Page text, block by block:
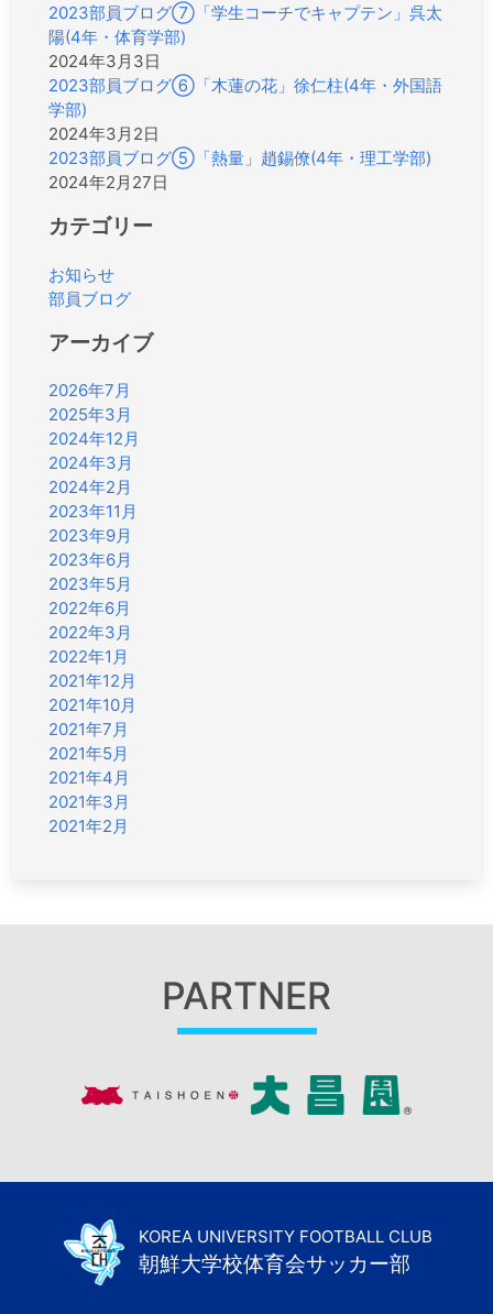
2023部員ブログ⑦「学生コーチでキャプテン」呉太
陽(4年・体育学部)
2024年3月3日
2023部員ブログ⑥「木蓮の花」徐仁柱(4年・外国語
学部)
2024年3月2日
2023部員ブログ⑤「熱量」趙錫僚(4年・理工学部)
2024年2月27日
カテゴリー
お知らせ
部員ブログ
アーカイブ
2026年7月
2025年3月
2024年12月
2024年3月
2024年2月
2023年11月
2023年9月
2023年6月
2023年5月
2022年6月
2022年3月
2022年1月
2021年12月
2021年10月
2021年7月
2021年5月
2021年4月
2021年3月
2021年2月
PARTNER
KOREA UNIVERSITY FOOTBALL CLUB
朝鮮大学校体育会サッカー部